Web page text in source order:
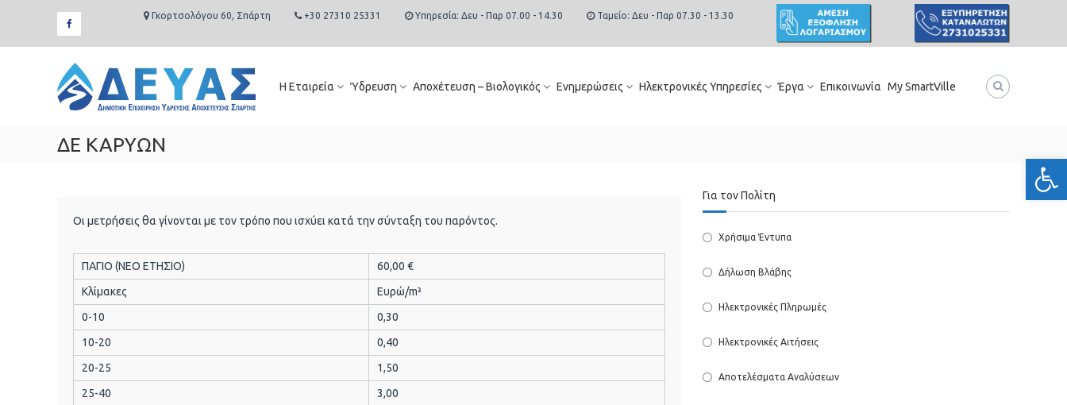
facebook
Γκορτσολόγου 60, Σπάρτη +30 27310 25331 Υπηρεσία: Δευ - Παρ 07.00 - 14.30 Ταμείο: Δευ - Παρ 07.30 - 13.30
Δ.Ε.Υ.Α.
Σπάρτης
Δημοτική
Ύδρευσης
Αποχέτευσης
Η Εταιρεία Ύδρευση Αποχέτευση – Βιολογικός Ενημερώσεις Ηλεκτρονικές Υπηρεσίες Έργα Επικοινωνία My SmartVille
ΔΕ ΚΑΡΥΩΝ
Οι μετρήσεις θα γίνονται με τον τρόπο που ισχύει κατά την σύνταξη του παρόντος.
ΠΑΓΙΟ (ΝΕΟ ΕΤΗΣΙΟ)
60,00 €
Κλίμακες
Ευρώ/m³
0-10
0,30
10-20
0,40
20-25
1,50
25-40
3,00
Για τον Πολίτη
Χρήσιμα Έντυπα
Δήλωση Βλάβης
Ηλεκτρονικές Πληρωμές
Ηλεκτρονικές Αιτήσεις
Αποτελέσματα Αναλύσεων